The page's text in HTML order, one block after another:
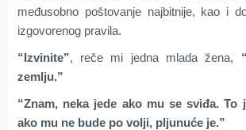
međusobno poštovanje najbitnije, kao i
izgovorenog pravila.
“Izvinite”, reče mi jedna mlada žena,
zemlju.”
“Znam, neka jede ako mu se sviđa. To
ako mu ne bude po volji, pljunuće je.”